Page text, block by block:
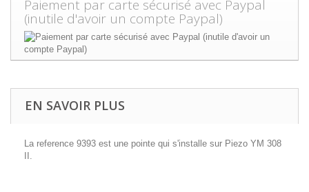
Paiement par carte sécurisé avec Paypal
(inutile d'avoir un compte Paypal)
EN SAVOIR PLUS
La reference 9393 est une pointe qui s'installe sur Piezo YM 308
II.